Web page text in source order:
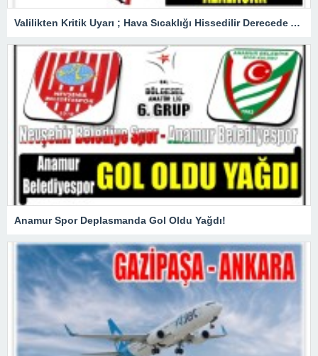
Valilikten Kritik Uyarı ; Hava Sıcaklığı Hissedilir Derecede Azalacak!
Anamur Spor Deplasmanda Gol Oldu Yağdı!